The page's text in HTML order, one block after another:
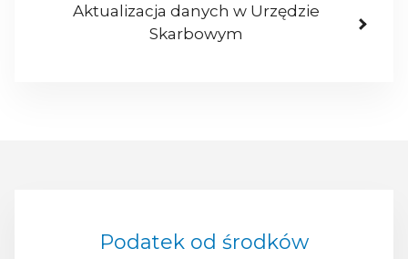
Aktualizacja danych w Urzędzie
Skarbowym
Podatek od środków